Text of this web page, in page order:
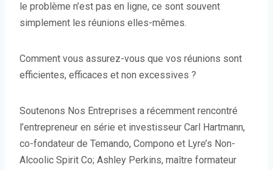
le problème n’est pas en ligne, ce sont souvent
simplement les réunions elles-mêmes.
Comment vous assurez-vous que vos réunions sont
efficientes, efficaces et non excessives ?
Soutenons Nos Entreprises a récemment rencontré
l’entrepreneur en série et investisseur Carl Hartmann,
co-fondateur de Temando, Compono et Lyre’s Non-
Alcoolic Spirit Co; Ashley Perkins, maître formateur